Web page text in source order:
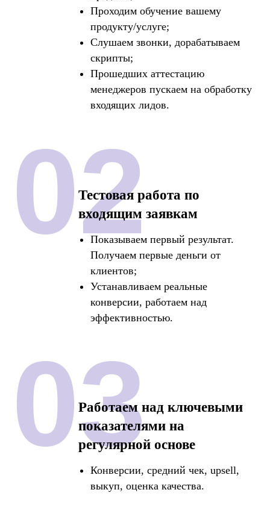
ter
Проходим обучение вашему
продукту/услуге;
Слушаем звонки, дорабатываем
скрипты;
Прошедших аттестацию
менеджеров пускаем на обработку
входящих лидов.
Тестовая работа по
входящим заявкам
Показываем первый результат.
Получаем первые деньги от
клиентов;
Устанавливаем реальные
конверсии, работаем над
эффективностью.
02
Работаем над ключевыми
показателями на
регулярной основе
Конверсии, средний чек, upsell,
выкуп, оценка качества.
03